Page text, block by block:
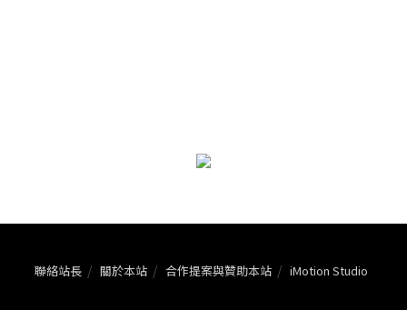
聯絡站長 關於本站 合作提案與贊助本站 iMotion Studio